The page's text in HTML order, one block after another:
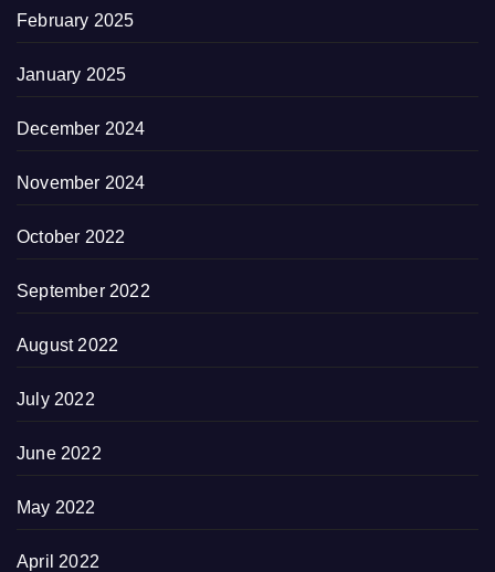
February 2025
January 2025
December 2024
November 2024
October 2022
September 2022
August 2022
July 2022
June 2022
May 2022
April 2022